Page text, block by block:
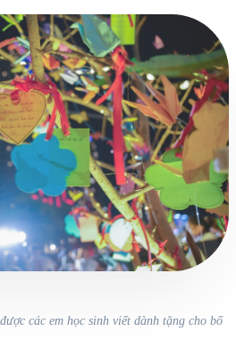
các em học sinh viết dành tặng cho bố